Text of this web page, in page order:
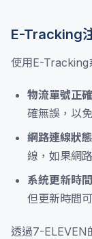
E-Tracking
使用E-Tracking
物流單號正確
確無誤，以
網路連線狀態
線，如果網
系統更新時間
但更新時間
透過7-ELEVEN